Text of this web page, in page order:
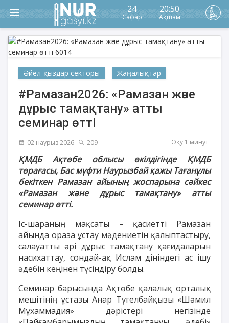
24
Сафар
20:50
Ақшам
Әйел-қыздар секторы Жаңалықтар
#Рамазан2026: «Рамазан және
дұрыс тамақтану» атты
семинар өтті
02 наурыз 2026 209 Оқу 1 минут
ҚМДБ Ақтөбе облысы өкілдігінде ҚМДБ
төрағасы, Бас мүфти Наурызбай қажы Тағанұлы
бекіткен Рамазан айының жоспарына сәйкес
«Рамазан және дұрыс тамақтану» атты
семинар өтті.
Іс-шараның мақсаты – қасиетті Рамазан
айында ораза ұстау мәдениетін қалыптастыру,
салауатты әрі дұрыс тамақтану қағидаларын
насихаттау, сондай-ақ Ислам дініндегі ас ішу
әдебін кеңінен түсіндіру болды.
Семинар барысында Ақтөбе қалалық орталық
мешітінің ұстазы Анар Түгелбайқызы «Шәмил
Мұхаммадия» дәрістері негізінде